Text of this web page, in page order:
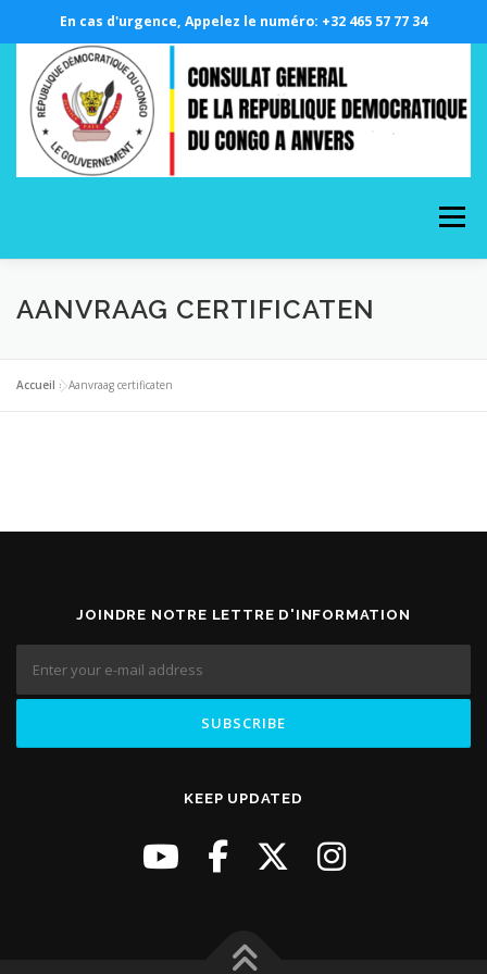
En cas d'urgence, Appelez le numéro: +32 465 57 77 34
content
Menu
A PROPOS LE CONSULAT GÉNÉRAL
NOS SERVICES CONSULAIRES
AANVRAAG CERTIFICATEN
Accueil »Aanvraag certificaten
JOINDRE NOTRE LETTRE D'INFORMATION
KEEP UPDATED